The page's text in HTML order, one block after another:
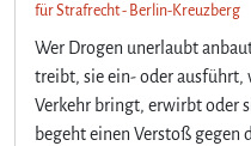
für Strafrecht - Berlin-Kreuzberg
Wer Drogen unerlaubt
treibt, sie ein- oder ausführt,
Verkehr bringt, erwirbt oder
begeht einen Verstoß gegen